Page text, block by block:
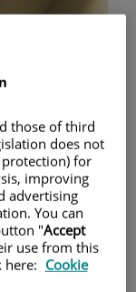
those of third
does not
for
improving
advertising
You can
"Accept
use from this
here: Cookie